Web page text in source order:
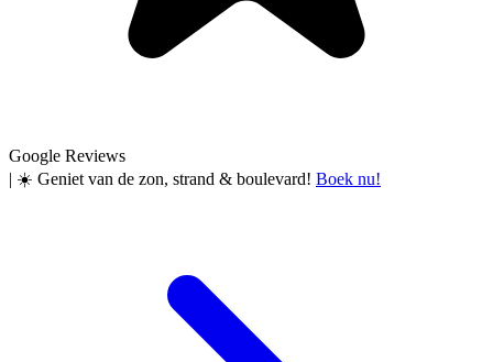
Google Reviews
| ☀️ Geniet van de zon, strand & boulevard! Boek nu!